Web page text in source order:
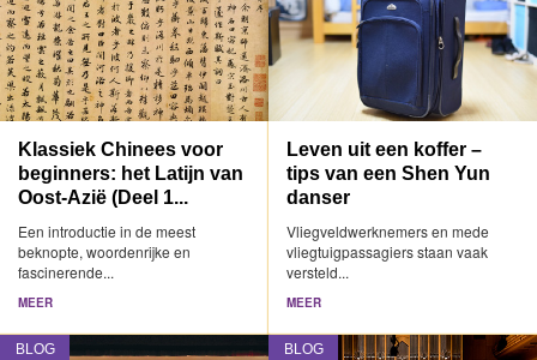
Klassiek Chinees voor
beginners: het Latijn van
Oost-Azië (Deel 1...
Een introductie in de meest
beknopte, woordenrijke en
fascinerende...
MEER
Leven uit een koffer –
tips van een Shen Yun
danser
Vliegveldwerknemers en mede
vliegtuigpassagiers staan vaak
versteld...
MEER
BLOG BLOG